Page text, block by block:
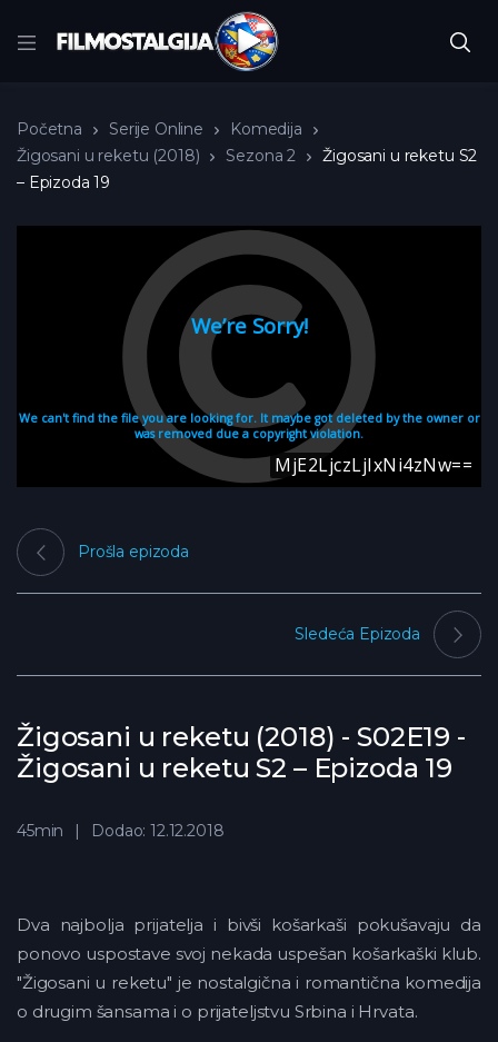
Početna Serije Online
Komedija
Žigosani u reketu (2018)
Sezona 2
Žigosani u reketu S2
– Epizoda 19
Žigosani u reketu (2018) - S02E19 -
Žigosani u reketu S2 – Epizoda 19
Prošla epizoda
Sledeća Epizoda
45min Dodao: 12.12.2018
Dva najbolja prijatelja i bivši košarkaši pokušavaju da
ponovo uspostave svoj nekada uspešan košarkaški klub.
"Žigosani u reketu" je nostalgična i romantična komedija
o drugim šansama i o prijateljstvu Srbina i Hrvata.